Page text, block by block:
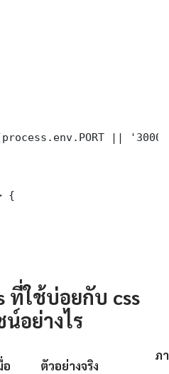
||
{
ที่ใช้บ่อยกับ css
อย่างไร
อ ตัวอย่างจริง
ภ